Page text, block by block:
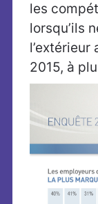
les
lorsqu’ils
l’extérieur
2015, à